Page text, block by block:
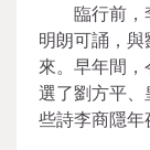
臨行前
明朗可誦，
來。早年間，
選了劉方平
些詩李商隱年